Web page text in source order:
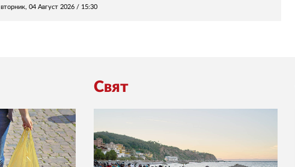
вторник, 04 Август 2026 / 15:30
Свят